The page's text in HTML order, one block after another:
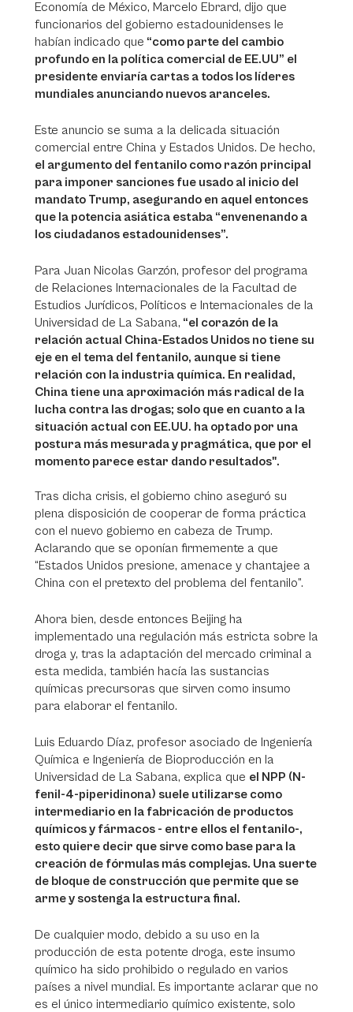
Economía de México, Marcelo Ebrard, dijo que
funcionarios del gobierno estadounidenses le
habían indicado que “como parte del cambio
profundo en la política comercial de EE.UU” el
presidente enviaría cartas a todos los líderes
mundiales anunciando nuevos aranceles.
Este anuncio se suma a la delicada situación
comercial entre China y Estados Unidos. De hecho,
el argumento del fentanilo como razón principal
para imponer sanciones fue usado al inicio del
mandato Trump, asegurando en aquel entonces
que la potencia asiática estaba “envenenando a
los ciudadanos estadounidenses”.
Para Juan Nicolas Garzón, profesor del programa
de Relaciones Internacionales de la Facultad de
Estudios Jurídicos, Políticos e Internacionales de la
Universidad de La Sabana, “el corazón de la
relación actual China-Estados Unidos no tiene su
eje en el tema del fentanilo, aunque si tiene
relación con la industria química. En realidad,
China tiene una aproximación más radical de la
lucha contra las drogas; solo que en cuanto a la
situación actual con EE.UU. ha optado por una
postura más mesurada y pragmática, que por el
momento parece estar dando resultados".
Tras dicha crisis, el gobierno chino aseguró su
plena disposición de cooperar de forma práctica
con el nuevo gobierno en cabeza de Trump.
Aclarando que se oponían firmemente a que
“Estados Unidos presione, amenace y chantajee a
China con el pretexto del problema del fentanilo”.
Ahora bien, desde entonces Beijing ha
implementado una regulación más estricta sobre la
droga y, tras la adaptación del mercado criminal a
esta medida, también hacía las sustancias
químicas precursoras que sirven como insumo
para elaborar el fentanilo.
Luis Eduardo Díaz, profesor asociado de Ingeniería
Química e Ingeniería de Bioproducción en la
Universidad de La Sabana, explica que el NPP (N-
fenil-4-piperidinona) suele utilizarse como
intermediario en la fabricación de productos
químicos y fármacos - entre ellos el fentanilo-,
esto quiere decir que sirve como base para la
creación de fórmulas más complejas. Una suerte
de bloque de construcción que permite que se
arme y sostenga la estructura final.
De cualquier modo, debido a su uso en la
producción de esta potente droga, este insumo
químico ha sido prohibido o regulado en varios
países a nivel mundial. Es importante aclarar que no
es el único intermediario químico existente, solo